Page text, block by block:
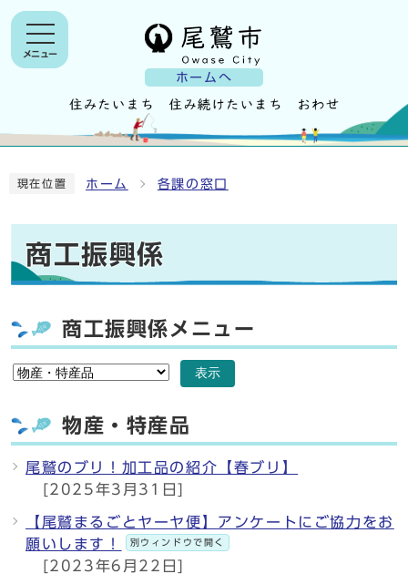
ホームへ
メニュー
現在位置 ホーム 各課の窓口
商工振興係
商工振興係メニュー
表示
物産・特産品
尾鷲のブリ！加工品の紹介【春ブリ】
[2025年3月31日]
【尾鷲まるごとヤーヤ便】アンケートにご協力をお
願いします！
別ウィンドウで開く
[2023年6月22日]